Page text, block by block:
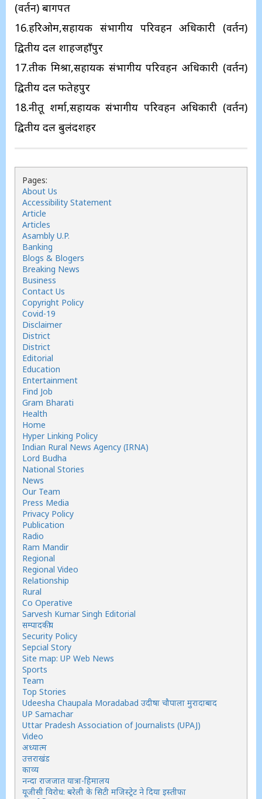
(प्रवर्तन) बागपत
16.हरिओम,सहायक संभागीय परिवहन अधिकारी (प्रवर्तन)
द्वितीय दल शाहजहाँपुर
17.प्रतीक मिश्रा,सहायक संभागीय परिवहन अधिकारी (प्रवर्तन)
द्वितीय दल फतेहपुर
18.नीतू शर्मा,सहायक संभागीय परिवहन अधिकारी (प्रवर्तन)
द्वितीय दल बुलंदशहर
Pages:
About Us
Accessibility Statement
Article
Articles
Asambly U.P.
Banking
Blogs & Blogers
Breaking News
Business
Contact Us
Copyright Policy
Covid-19
Disclaimer
District
District
Editorial
Education
Entertainment
Find Job
Gram Bharati
Health
Home
Hyper Linking Policy
Indian Rural News Agency (IRNA)
Lord Budha
National Stories
News
Our Team
Press Media
Privacy Policy
Publication
Radio
Ram Mandir
Regional
Regional Video
Relationship
Rural
Co Operative
Sarvesh Kumar Singh Editorial
सम्पादकीय
Security Policy
Sepcial Story
Site map: UP Web News
Sports
Team
Top Stories
Udeesha Chaupala Moradabad उदीषा चौपाला मुरादाबाद
UP Samachar
Uttar Pradesh Association of Journalists (UPAJ)
Video
अध्यात्म
उत्तराखंड
काव्य
नन्दा राजजात यात्रा-हिमालय
यूजीसी विरोध: बरेली के सिटी मजिस्ट्रेट ने दिया इस्तीफा